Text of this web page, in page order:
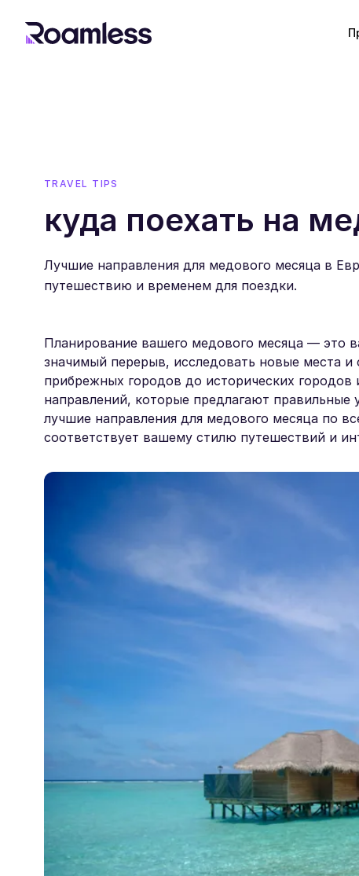
TRAVEL TIPS
куда поехать на
Лучшие направления для медового месяца в
путешествию и временем для поездки.
Планирование вашего медового месяца — это
значимый перерыв, исследовать новые места
прибрежных городов до исторических
направлений, которые предлагают
лучшие направления для медового месяца по
соответствует вашему стилю путешествий и